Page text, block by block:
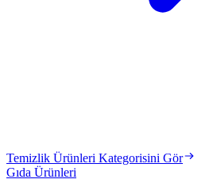
Temizlik Ürünleri Kategorisini Gör
Gıda Ürünleri